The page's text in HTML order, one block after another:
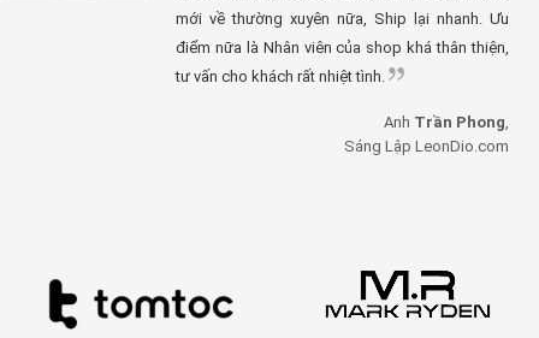
mới về thường xuyên nữa, Ship lại nhanh. Ưu
điểm nữa là Nhân viên của shop khá thân thiện,
tư vấn cho khách rất nhiệt tình.
Anh Trần Phong,
Sáng Lập LeonDio.com